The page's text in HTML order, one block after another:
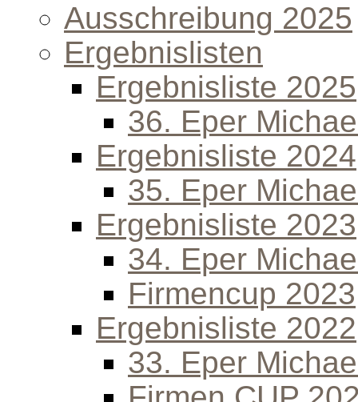
Ausschreibung 2025
Ergebnislisten
Ergebnisliste 2025
36. Eper
Ergebnisliste 2024
35. Eper
Ergebnisliste 2023
34. Eper
Firmencup 2023
Ergebnisliste 2022
33. Eper